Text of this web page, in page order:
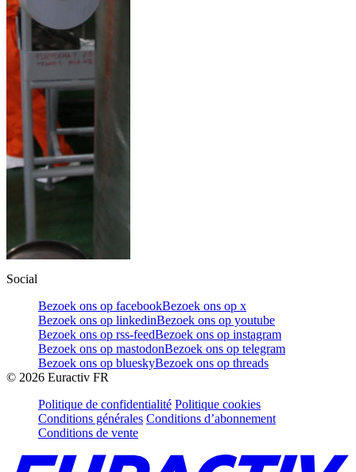
Social
Bezoek ons op facebookBezoek ons op x
Bezoek ons op linkedinBezoek ons op youtube
Bezoek ons op rss-feedBezoek ons op instagram
Bezoek ons op mastodonBezoek ons op telegram
Bezoek ons op blueskyBezoek ons op threads
© 2026 Euractiv FR
Politique de confidentialité Politique cookies
Conditions générales Conditions d’abonnement
Conditions de vente